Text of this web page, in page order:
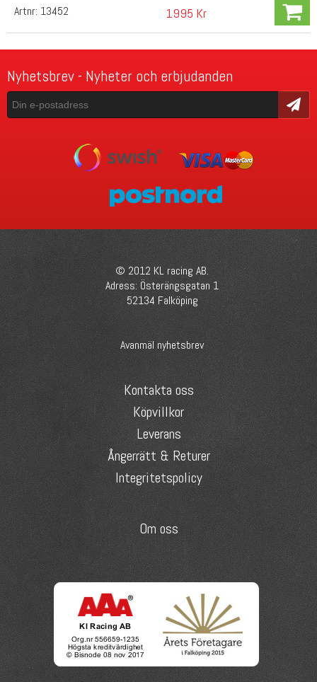
Artnr: 13452 1995 Kr
Nyhetsbrev - Nyheter och erbjudanden
Skicka
© 2012 KL racing AB.
Adress: Österängsgatan 1
52134 Falköping
Avanmäl nyhetsbrev
Kontakta oss
Köpvillkor
Leverans
Ångerrätt & Returer
Integritetspolicy
Om oss